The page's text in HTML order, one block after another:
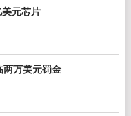
元芯片
两万美元罚金